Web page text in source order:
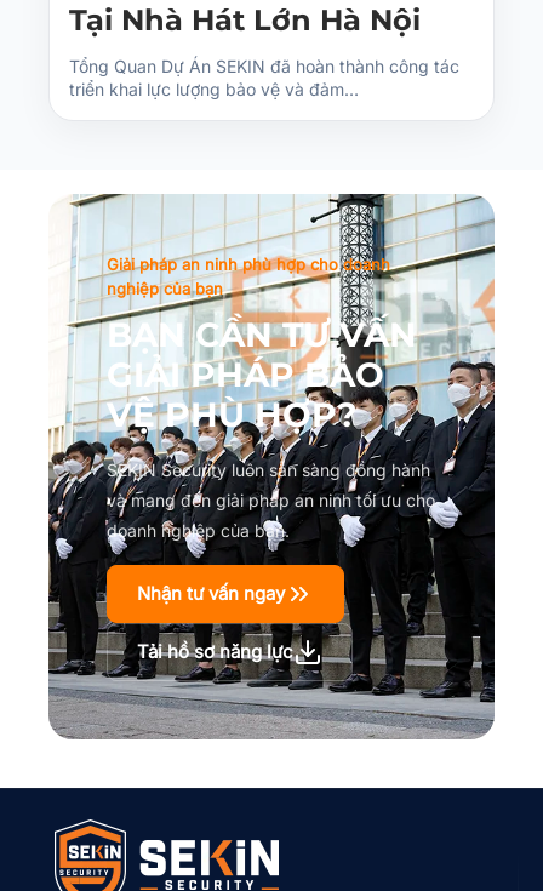
Tại Nhà Hát Lớn Hà Nội
Tổng Quan Dự Án SEKIN đã hoàn thành công tác
triển khai lực lượng bảo vệ và đảm…
Giải pháp an ninh phù hợp cho doanh
nghiệp của bạn
BẠN CẦN TƯ VẤN
GIẢI PHÁP BẢO
VỆ PHÙ HỢP?
SEKIN Security luôn sẵn sàng đồng hành
và mang đến giải pháp an ninh tối ưu cho
doanh nghiệp của bạn.
Nhận tư vấn ngay
Tải hồ sơ năng lực